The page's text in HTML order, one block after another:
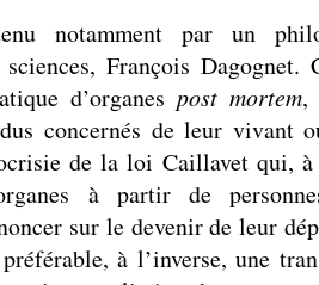
notamment par un
François
d’organes post mortem,
concernés de leur vivant
de la loi Caillavet qui, à
à partir de
sur le devenir de leur
à l’inverse, une